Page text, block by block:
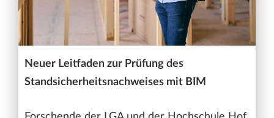
Neuer Leitfaden zur Prüfung des
Standsicherheitsnachweises mit BIM